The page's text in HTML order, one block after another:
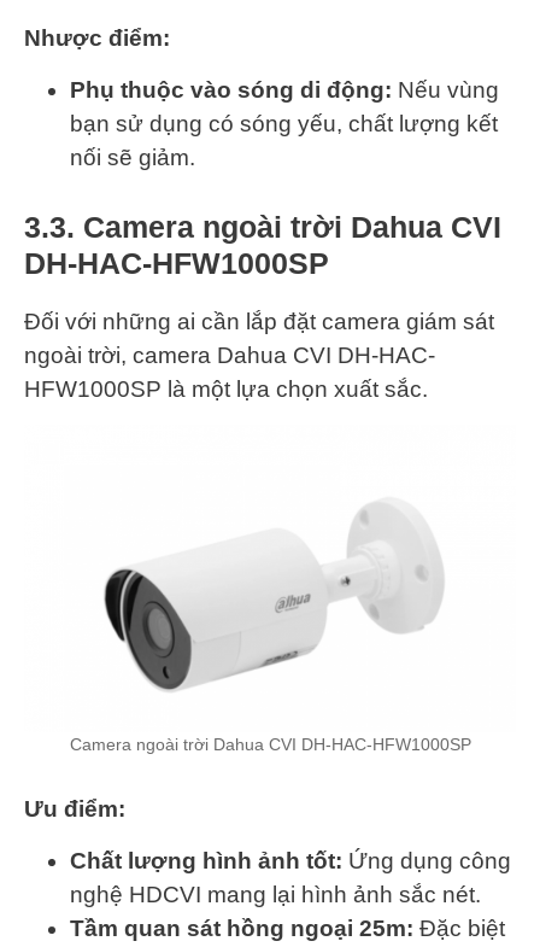
Nhược điểm:
Phụ thuộc vào sóng di động: Nếu vùng
bạn sử dụng có sóng yếu, chất lượng kết
nối sẽ giảm.
3.3. Camera ngoài trời Dahua CVI
DH-HAC-HFW1000SP
Đối với những ai cần lắp đặt camera giám sát
ngoài trời, camera Dahua CVI DH-HAC-
HFW1000SP là một lựa chọn xuất sắc.
Camera ngoài trời Dahua CVI DH-HAC-HFW1000SP
Ưu điểm:
Chất lượng hình ảnh tốt: Ứng dụng công
nghệ HDCVI mang lại hình ảnh sắc nét.
Tầm quan sát hồng ngoại 25m: Đặc biệt